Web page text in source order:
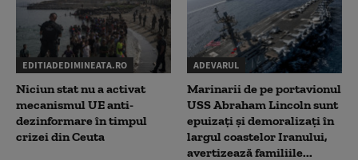
EDITIADEDIMINEATA.RO
Niciun stat nu a activat
mecanismul UE anti-
dezinformare în timpul
crizei din Ceuta
ADEVARUL
Marinarii de pe portavionul
USS Abraham Lincoln sunt
epuizați și demoralizați în
largul coastelor Iranului,
avertizează familiile...